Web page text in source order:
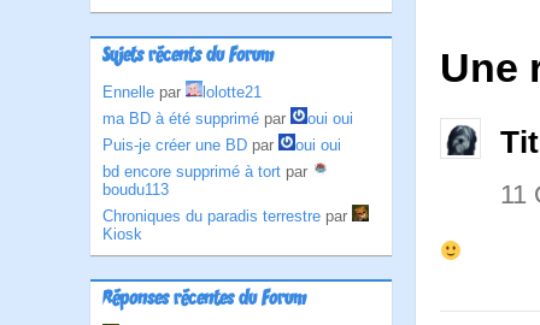
Sujets récents du Forum
Ennelle par
lolotte21
ma BD à été supprimé par
oui oui
Puis-je créer une BD par
oui oui
bd encore supprimé à tort par
boudu113
Chroniques du paradis terrestre par
Kiosk
Réponses récentes du Forum
Une
11